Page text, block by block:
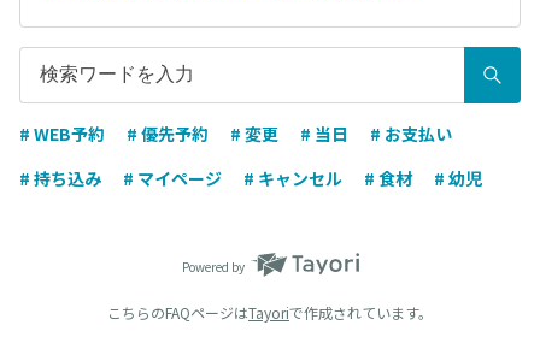
# WEB予約 # 優先予約 # 変更 # 当日
# お支払い
# 持ち込み
# マイページ # キャンセル # 食材 # 幼児
Powered by
こちらのFAQページはTayoriで作成されています。